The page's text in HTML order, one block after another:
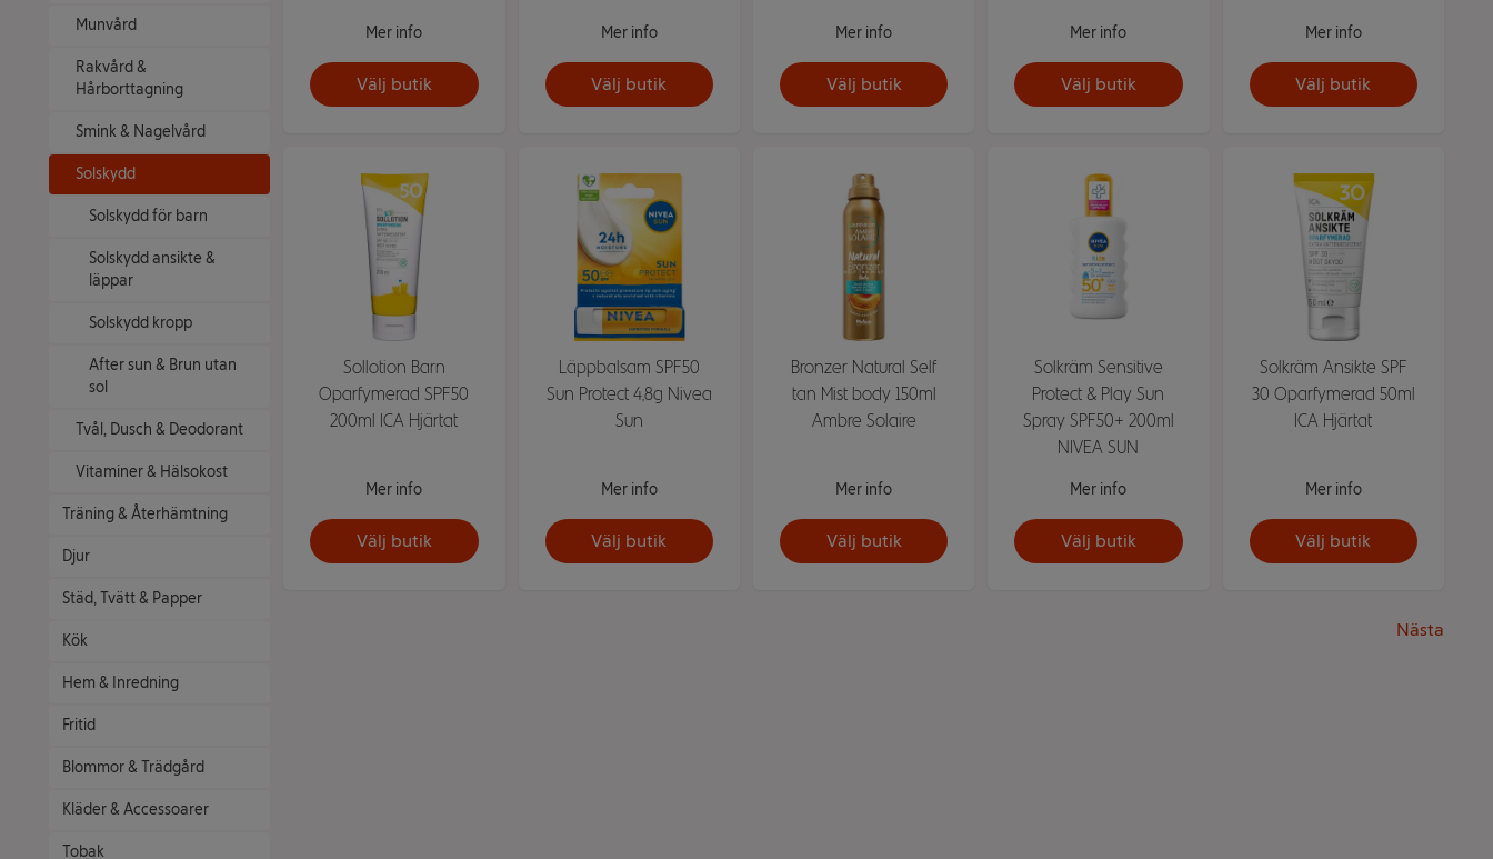
Munvård
Rakvård &
Hårborttagning
Smink & Nagelvård
Solskydd
Solskydd för barn
Solskydd ansikte &
läppar
Solskydd kropp
After sun & Brun utan
sol
Tvål, Dusch & Deodorant
Vitaminer & Hälsokost
Träning & Återhämtning
Djur
Städ, Tvätt & Papper
Kök
Hem & Inredning
Fritid
Blommor & Trädgård
Kläder & Accessoarer
Tobak
Mer info
Välj butik
Mer info
Välj butik
Mer info
Välj butik
Mer info
Välj butik
Mer info
Välj butik
Sollotion Barn
Oparfymerad SPF50
200ml ICA Hjärtat
Mer info
Välj butik
Läppbalsam SPF50
Sun Protect 4,8g Nivea
Sun
Mer info
Välj butik
Bronzer Natural Self
tan Mist body 150ml
Ambre Solaire
Mer info
Välj butik
Solkräm Sensitive
Protect & Play Sun
Spray SPF50+ 200ml
NIVEA SUN
Mer info
Välj butik
Solkräm Ansikte SPF
30 Oparfymerad 50ml
ICA Hjärtat
Mer info
Välj butik
Nästa